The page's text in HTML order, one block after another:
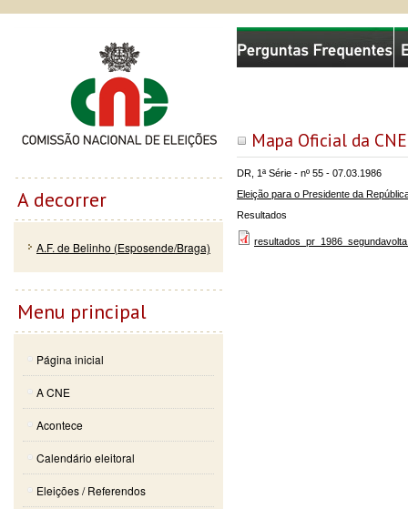
Mapa Oficial da CNE
DR, 1ª Série - nº 55 - 07.03.1986
Eleição para o Presidente da
Resultados
Comissão Nacional de Eleições
A decorrer
A.F. de Belinho (Esposende/Braga)
Menu principal
Página inicial
A CNE
Acontece
Calendário eleitoral
Eleições / Referendos